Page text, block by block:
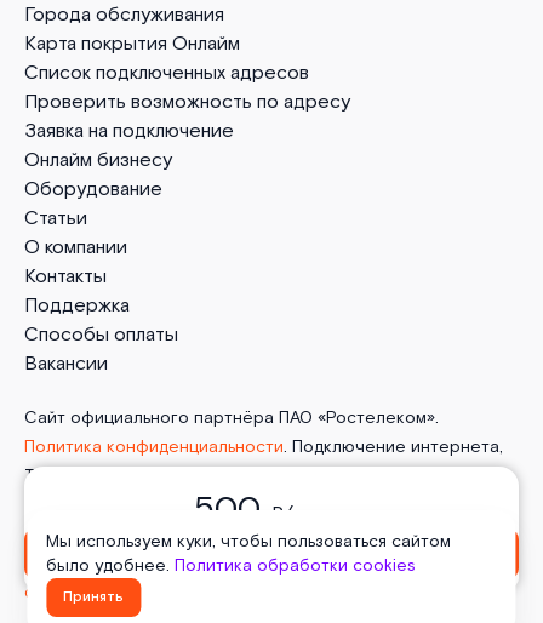
500 ₽/ месяц
Оформить заявку
Города обслуживания
Карта покрытия Онлайм
Список подключенных адресов
Проверить возможность по адресу
Заявка на подключение
Онлайм бизнесу
Оборудование
Статьи
О компании
Контакты
Поддержка
Способы оплаты
Вакансии
Сайт официального партнёра ПАО «Ростелеком».
Политика конфиденциальности. Подключение интернета,
ТВ, мобильной связи и телефонии от Онлайм в Балашихе.
Пользовательское соглашение
обработки cookies. Отписаться от получения
информационных рассылок от данного ресурса можно на
странице.
Мы используем куки, чтобы пользоваться сайтом
было удобнее.Политика обработки cookies
Принять